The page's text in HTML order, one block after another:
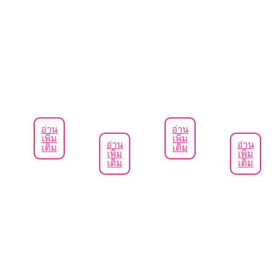
éprouvés, sûrs lorsqu’ils sont
utilisés correctement, et contribuent
à améliorer la qualité de vie et la
อ่าน
เพิ่ม
เติม
อ่าน
เพิ่ม
เติม
อ่าน
เพิ่ม
เติม
อ่าน
เพิ่ม
เติม